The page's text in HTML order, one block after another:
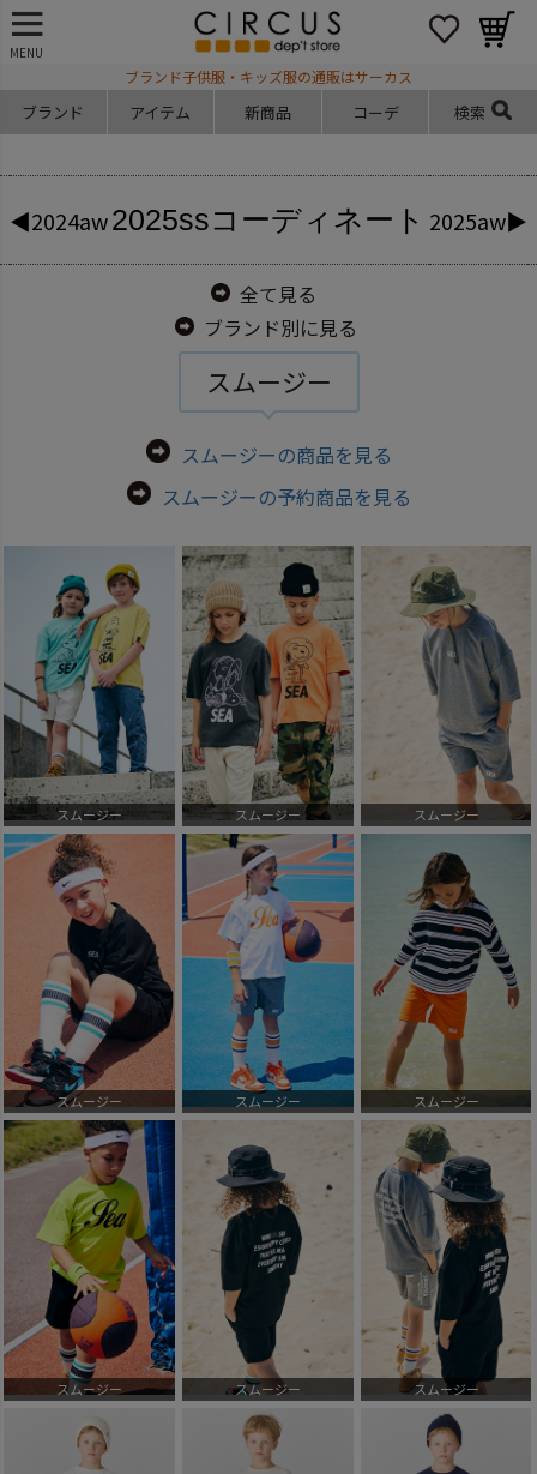
MENU
ブランド子供服・キッズ服の通販はサーカス
ブランド アイテム 新商品 コーデ 検索
◀2024aw2025ssコーディネート 2025aw▶
全て見る
ブランド別に見る
スムージー
スムージーの商品を見る
スムージーの予約商品を見る
スムージー スムージー スムージー
スムージー スムージー スムージー
スムージー スムージー スムージー